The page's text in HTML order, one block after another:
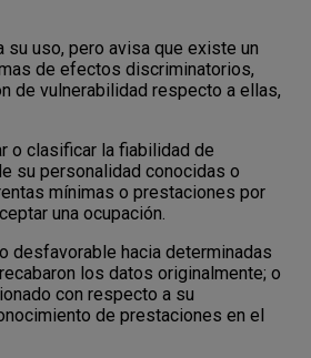
uso, pero avisa que existe un
de efectos discriminatorios,
de vulnerabilidad respecto a ellas,
o clasificar la fiabilidad de
su personalidad conocidas o
mínimas o prestaciones por
una ocupación.
desfavorable hacia determinadas
los datos originalmente; o
con respecto a su
de prestaciones en el